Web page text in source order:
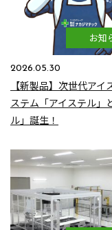
お知
2026.05.30
【新製品】次世代アイ
ステム「アイステル」
ル」誕生！